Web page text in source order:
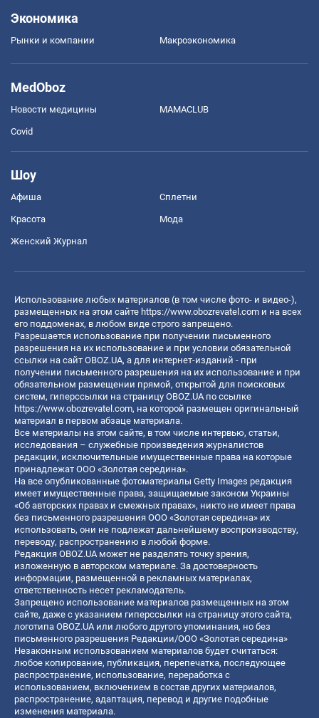
Экономика
Рынки и компании Mакроэкономика
MedOboz
Новости медицины MAMACLUB
Covid
Шоу
Афиша Сплетни
Красота Мода
Женский Журнал
Использование любых материалов (в том числе фото- и видео-),
размещенных на этом сайте https://www.obozrevatel.com и на всех
его поддоменах, в любом виде строго запрещено.
Разрешается использование при получении письменного
разрешения на их использование и при условии обязательной
ссылки на сайт OBOZ.UA, а для интернет-изданий - при
получении письменного разрешения на их использование и при
обязательном размещении прямой, открытой для поисковых
систем, гиперссылки на страницу OBOZ.UA по ссылке
https://www.obozrevatel.com, на которой размещен оригинальный
материал в первом абзаце материала.
Все материалы на этом сайте, в том числе интервью, статьи,
исследования – служебные произведения журналистов
редакции, исключительные имущественные права на которые
принадлежат ООО «Золотая середина».
На все опубликованные фотоматериалы Getty Images редакция
имеет имущественные права, защищаемые законом Украины
«Об авторских правах и смежных правах», никто не имеет права
без письменного разрешения ООО «Золотая середина» их
использовать, они не подлежат дальнейшему воспроизводству,
переводу, распространению в любой форме.
Редакция OBOZ.UA может не разделять точку зрения,
изложенную в авторском материале. За достоверность
информации, размещенной в рекламных материалах,
ответственность несет рекламодатель.
Запрещено использование материалов размещенных на этом
сайте, даже с указанием гиперссылки на страницу этого сайта,
логотипа OBOZ.UA или любого другого упоминания, но без
письменного разрешения Редакции/ООО «Золотая середина»
Незаконным использованием материалов будет считаться:
любое копирование, публикация, перепечатка, последующее
распространение, использование, переработка с
использованием, включением в состав других материалов,
распространение, адаптация, перевод и другие подобные
изменения материала.